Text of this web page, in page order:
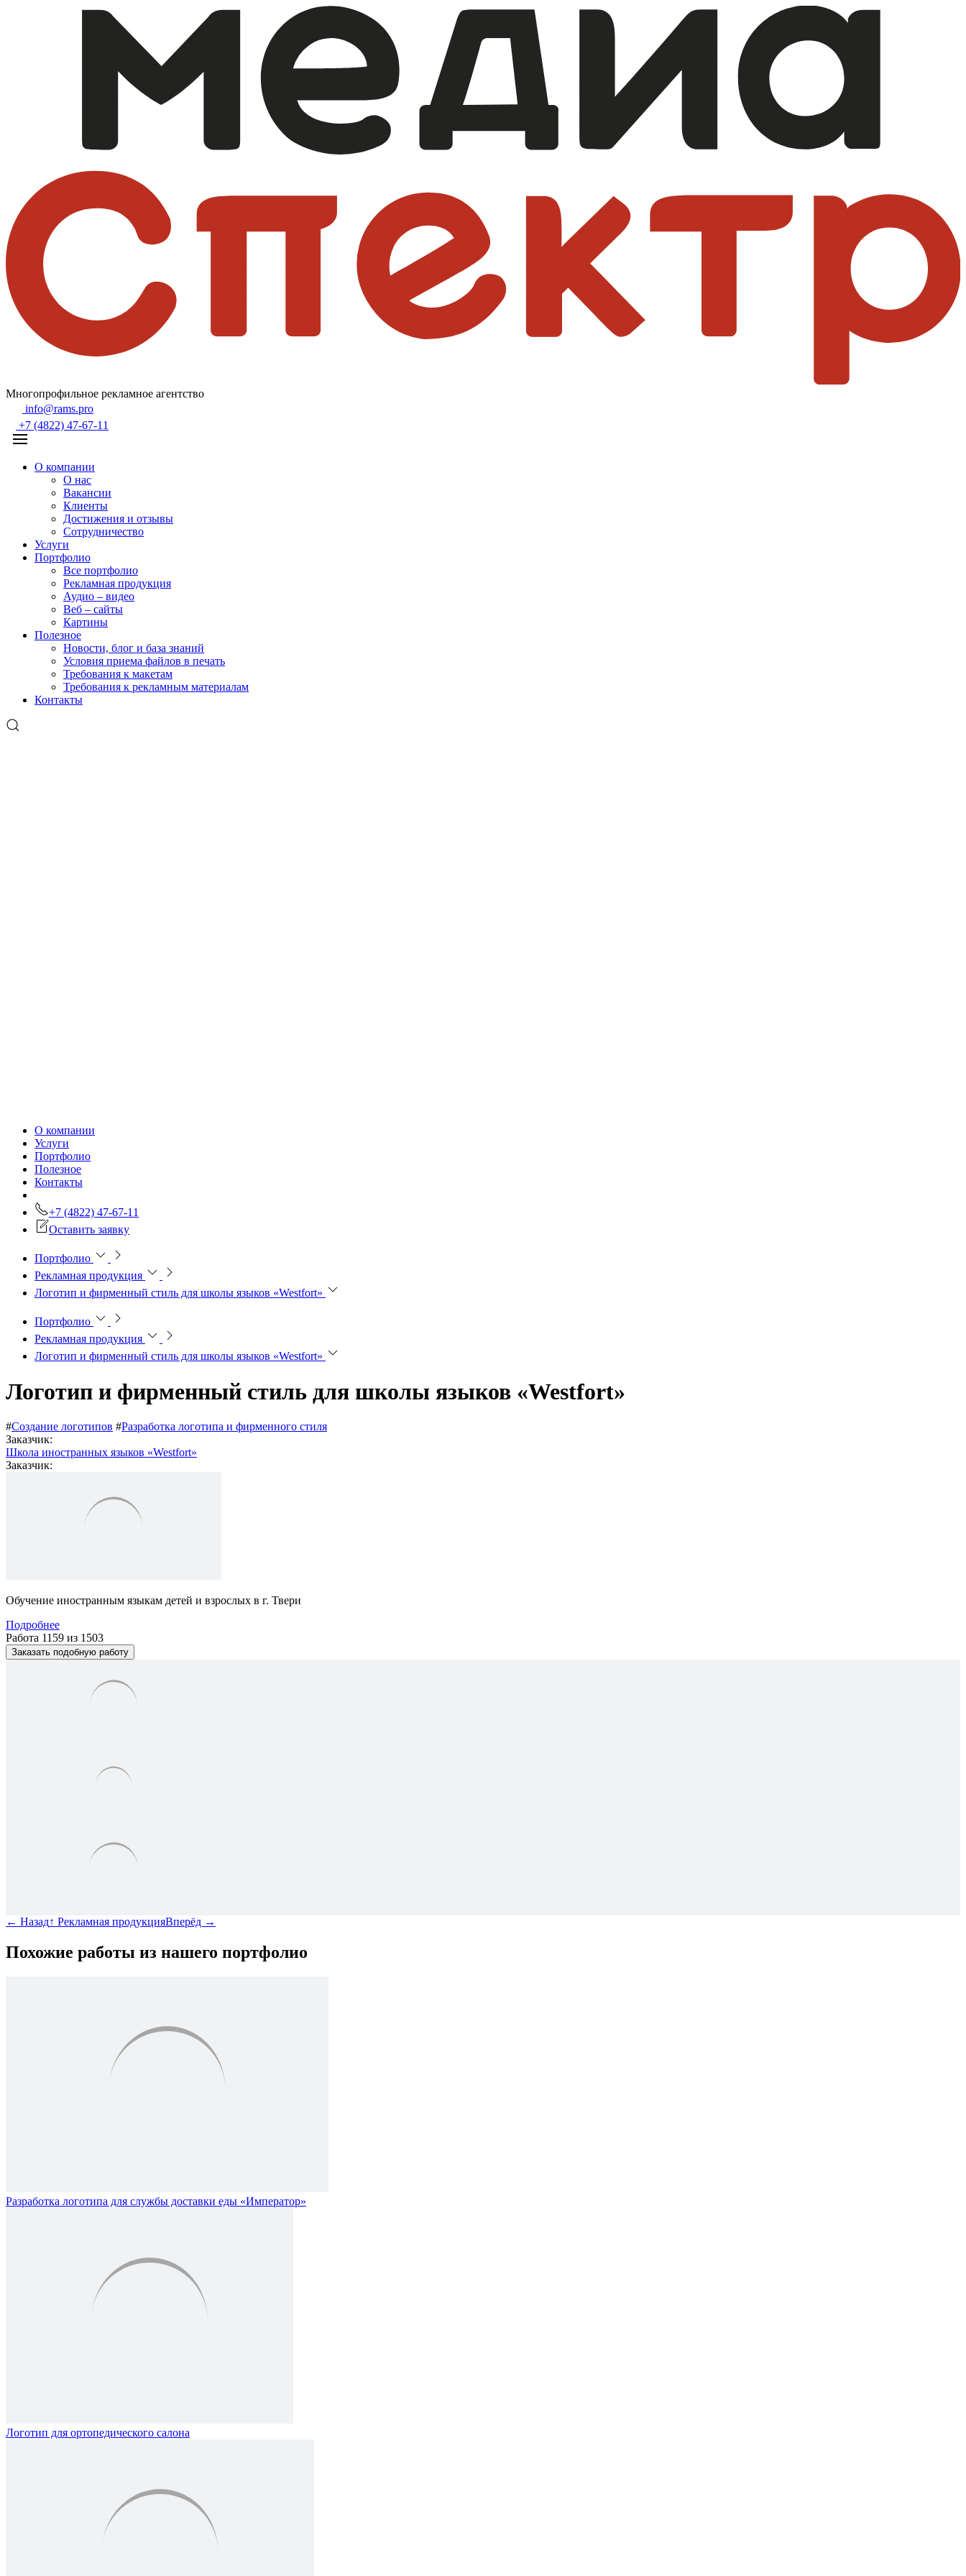
Многопрофильное рекламное агентство
info@rams.pro
+7 (4822) 47-67-11
О компании
О нас
Вакансии
Клиенты
Достижения и отзывы
Сотрудничество
Услуги
Портфолио
Все портфолио
Рекламная продукция
Аудио – видео
Веб – сайты
Картины
Полезное
Новости, блог и база знаний
Условия приема файлов в печать
Требования к макетам
Требования к рекламным материалам
Контакты
О компании
Услуги
Портфолио
Полезное
Контакты
+7 (4822) 47-67-11
Оставить заявку
Портфолио
Рекламная продукция
Логотип и фирменный стиль для школы языков «Westfort»
Портфолио
Рекламная продукция
Логотип и фирменный стиль для школы языков «Westfort»
Логотип и фирменный стиль для школы языков «Westfort»
#Создание логотипов #Разработка логотипа и фирменного стиля
Заказчик:
Школа иностранных языков «Westfort»
Заказчик:
Обучение иностранным языкам детей и взрослых в г. Твери
Подробнее
Работа 1159 из 1503
Заказать подобную работу
← Назад↑ Рекламная продукцияВперёд →
Похожие работы из нашего портфолио
Разработка логотипа для службы доставки еды «Император»
Логотип для ортопедического салона